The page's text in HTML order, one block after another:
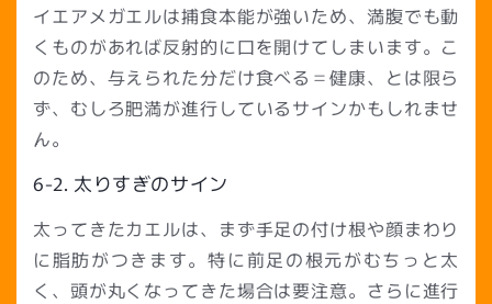
イエアメガエルは捕食本能が強いため、満腹でも動
くものがあれば反射的に口を開けてしまいます。こ
のため、与えられた分だけ食べる＝健康、とは限ら
ず、むしろ肥満が進行しているサインかもしれませ
ん。
6-2. 太りすぎのサイン
太ってきたカエルは、まず手足の付け根や顔まわり
に脂肪がつきます。特に前足の根元がむちっと太
く、頭が丸くなってきた場合は要注意。さらに進行